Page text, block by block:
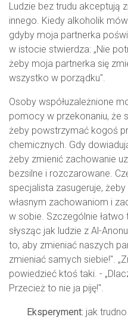
Ludzie bez trudu akceptują
innego. Kiedy alkoholik
gdyby moja partnerka
w istocie stwierdza: „Nie
żeby moja partnerka się
wszystko w porządku".
Osoby współuzależnione
pomocy w przekonaniu, że
żeby powstrzymać kogoś
chemicznych. Gdy
żeby zmienić zachowanie
bezsilne i rozczarowane.
specjalista zasugeruje, żeby
własnym zachowaniom i
w sobie. Szczególnie
słysząc jak ludzie z Al-
to, aby zmieniać naszych
zmieniać samych siebie!".
powiedzieć ktoś taki. -
Przecież to nie ja piję!".
Eksperyment: jak